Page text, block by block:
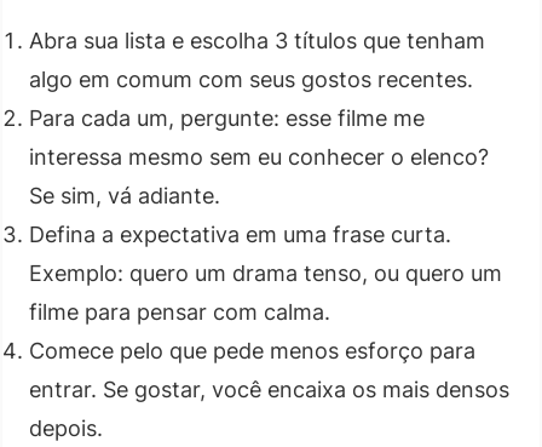
Abra sua lista e escolha 3 títulos que tenham
algo em comum com seus gostos recentes.
Para cada um, pergunte: esse filme me
interessa mesmo sem eu conhecer o elenco?
Se sim, vá adiante.
Defina a expectativa em uma frase curta.
Exemplo: quero um drama tenso, ou quero um
filme para pensar com calma.
Comece pelo que pede menos esforço para
entrar. Se gostar, você encaixa os mais densos
depois.